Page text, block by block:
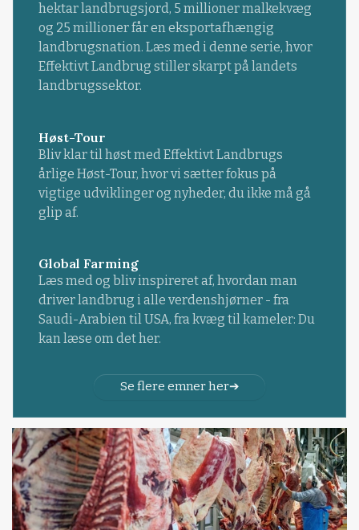
hektar landbrugsjord, 5 millioner malkekvæg
og 25 millioner får en eksportafhængig
landbrugsnation. Læs med i denne serie, hvor
Effektivt Landbrug stiller skarpt på landets
landbrugssektor.
Høst-Tour
Bliv klar til høst med Effektivt Landbrugs
årlige Høst-Tour, hvor vi sætter fokus på
vigtige udviklinger og nyheder, du ikke må gå
glip af.
Global Farming
Læs med og bliv inspireret af, hvordan man
driver landbrug i alle verdenshjørner - fra
Saudi-Arabien til USA, fra kvæg til kameler: Du
kan læse om det her.
Se flere emner her